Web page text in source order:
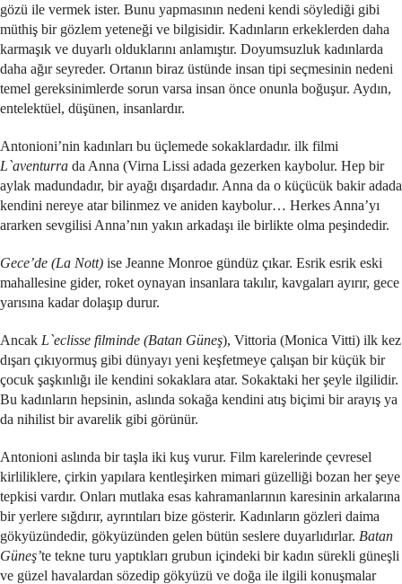
gözü ile vermek ister. Bunu yapmasının nedeni kendi söylediği gibi
müthiş bir gözlem yeteneği ve bilgisidir. Kadınların erkeklerden daha
karmaşık ve duyarlı olduklarını anlamıştır. Doyumsuzluk kadınlarda
daha ağır seyreder. Ortanın biraz üstünde insan tipi seçmesinin nedeni
temel gereksinimlerde sorun varsa insan önce onunla boğuşur. Aydın,
entelektüel, düşünen, insanlardır.
Antonioni’nin kadınları bu üçlemede sokaklardadır. ilk filmi
L`aventurra da Anna (Virna Lissi adada gezerken kaybolur. Hep bir
aylak madundadır, bir ayağı dışardadır. Anna da o küçücük bakir adada
kendini nereye atar bilinmez ve aniden kaybolur… Herkes Anna’yı
ararken sevgilisi Anna’nın yakın arkadaşı ile birlikte olma peşindedir.
Gece’de (La Nott) ise Jeanne Monroe gündüz çıkar. Esrik esrik eski
mahallesine gider, roket oynayan insanlara takılır, kavgaları ayırır, gece
yarısına kadar dolaşıp durur.
Ancak L`eclisse filminde (Batan Güneş), Vittoria (Monica Vitti) ilk kez
dışarı çıkıyormuş gibi dünyayı yeni keşfetmeye çalışan bir küçük bir
çocuk şaşkınlığı ile kendini sokaklara atar. Sokaktaki her şeyle ilgilidir.
Bu kadınların hepsinin, aslında sokağa kendini atış biçimi bir arayış ya
da nihilist bir avarelik gibi görünür.
Antonioni aslında bir taşla iki kuş vurur. Film karelerinde çevresel
kirliliklere, çirkin yapılara kentleşirken mimari güzelliği bozan her şeye
tepkisi vardır. Onları mutlaka esas kahramanlarının karesinin arkalarına
bir yerlere sığdırır, ayrıntıları bize gösterir. Kadınların gözleri daima
gökyüzündedir, gökyüzünden gelen bütün seslere duyarlıdırlar. Batan
Güneş’te tekne turu yaptıkları grubun içindeki bir kadın sürekli güneşli
ve güzel havalardan sözedip gökyüzü ve doğa ile ilgili konuşmalar